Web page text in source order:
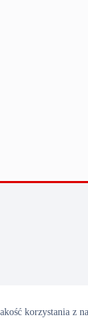
korzystania z